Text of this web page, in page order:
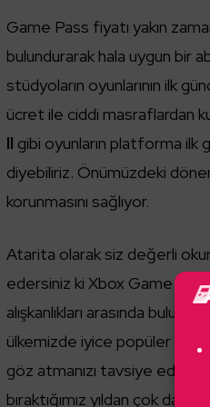
Game Pass fiyatı yakın
bulundurarak hala uygun bir
stüdyoların oyunlarının ilk
ücret ile ciddi masraflardan
II gibi oyunların platforma ilk
diyebiliriz. Önümüzdeki
korunmasını sağlıyor.
Atarita olarak siz değerli
edersiniz ki Xbox Game
alışkanlıkları arasında
ülkemizde iyice popüler hale
göz atmanızı tavsiye
bıraktığımız yıldan çok